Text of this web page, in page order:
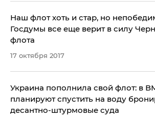
​Наш флот хоть и стар, но
Госдумы все еще верит в силу
флота
17 октября 2017
Украина пополнила свой флот: в
планируют спустить на воду
десантно-штурмовые суда